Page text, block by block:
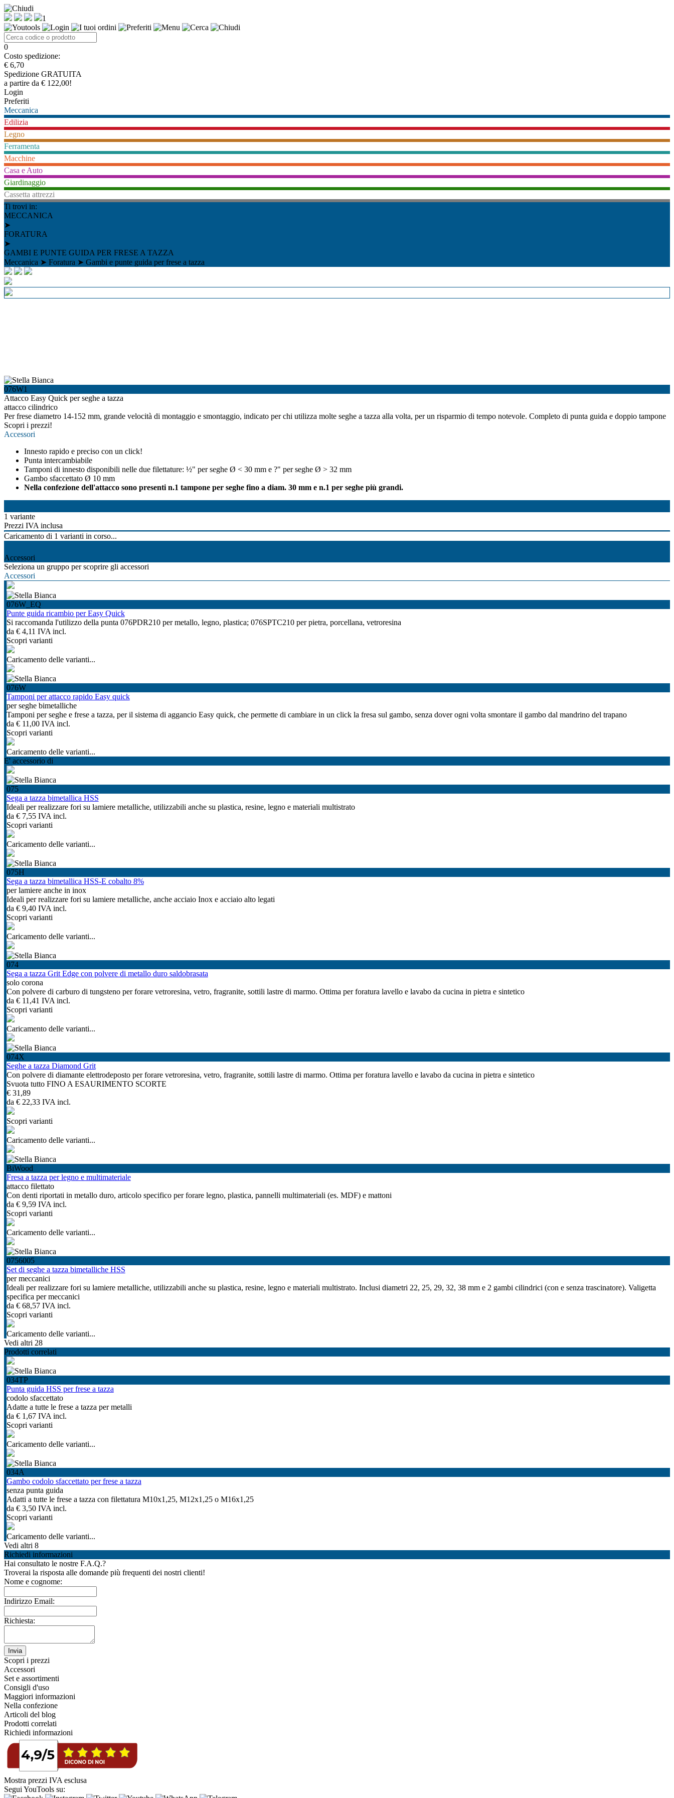
1
0
Costo spedizione:
€ 6,70
Spedizione GRATUITA
a partire da € 122,00!
Login
Preferiti
Meccanica
Edilizia
Legno
Ferramenta
Macchine
Casa e Auto
Giardinaggio
Cassetta attrezzi
Ti trovi in:
MECCANICA
➤
FORATURA
➤
GAMBI E PUNTE GUIDA PER FRESE A TAZZA
Meccanica ➤ Foratura ➤ Gambi e punte guida per frese a tazza
076W1
Attacco Easy Quick per seghe a tazza
attacco cilindrico
Per frese diametro 14-152 mm, grande velocità di montaggio e smontaggio, indicato per chi utilizza molte seghe a tazza alla volta, per un risparmio di tempo notevole. Completo di punta guida e doppio tampone
Scopri i prezzi!
Accessori
Innesto rapido e preciso con un click!
Punta intercambiabile
Tamponi di innesto disponibili nelle due filettature: ½" per seghe Ø < 30 mm e ?" per seghe Ø > 32 mm
Gambo sfaccettato Ø 10 mm
Nella confezione dell'attacco sono presenti n.1 tampone per seghe fino a diam. 30 mm e n.1 per seghe più grandi.
1 variante
Prezzi IVA inclusa
Caricamento di 1 varianti in corso...
Accessori
Seleziona un gruppo per scoprire gli accessori
Accessori
076W_EQ
Punte guida ricambio per Easy Quick
Si raccomanda l'utilizzo della punta 076PDR210 per metallo, legno, plastica; 076SPTC210 per pietra, porcellana, vetroresina
da € 4,11 IVA incl.
Scopri varianti
Caricamento delle varianti...
076W
Tamponi per attacco rapido Easy quick
per seghe bimetalliche
Tamponi per seghe e frese a tazza, per il sistema di aggancio Easy quick, che permette di cambiare in un click la fresa sul gambo, senza dover ogni volta smontare il gambo dal mandrino del trapano
da € 11,00 IVA incl.
Scopri varianti
Caricamento delle varianti...
E' accessorio di
075
Sega a tazza bimetallica HSS
Ideali per realizzare fori su lamiere metalliche, utilizzabili anche su plastica, resine, legno e materiali multistrato
da € 7,55 IVA incl.
Scopri varianti
Caricamento delle varianti...
075H
Sega a tazza bimetallica HSS-E cobalto 8%
per lamiere anche in inox
Ideali per realizzare fori su lamiere metalliche, anche acciaio Inox e acciaio alto legati
da € 9,40 IVA incl.
Scopri varianti
Caricamento delle varianti...
074
Sega a tazza Grit Edge con polvere di metallo duro saldobrasata
solo corona
Con polvere di carburo di tungsteno per forare vetroresina, vetro, fragranite, sottili lastre di marmo. Ottima per foratura lavello e lavabo da cucina in pietra e sintetico
da € 11,41 IVA incl.
Scopri varianti
Caricamento delle varianti...
074X
Seghe a tazza Diamond Grit
Con polvere di diamante elettrodeposto per forare vetroresina, vetro, fragranite, sottili lastre di marmo. Ottima per foratura lavello e lavabo da cucina in pietra e sintetico
Svuota tutto FINO A ESAURIMENTO SCORTE
€ 31,89
da € 22,33 IVA incl.
Scopri varianti
Caricamento delle varianti...
BiWood
Fresa a tazza per legno e multimateriale
attacco filettato
Con denti riportati in metallo duro, articolo specifico per forare legno, plastica, pannelli multimateriali (es. MDF) e mattoni
da € 9,59 IVA incl.
Scopri varianti
Caricamento delle varianti...
0756005
Set di seghe a tazza bimetalliche HSS
per meccanici
Ideali per realizzare fori su lamiere metalliche, utilizzabili anche su plastica, resine, legno e materiali multistrato. Inclusi diametri 22, 25, 29, 32, 38 mm e 2 gambi cilindrici (con e senza trascinatore). Valigetta
specifica per meccanici
da € 68,57 IVA incl.
Scopri varianti
Caricamento delle varianti...
Vedi altri 28
Prodotti correlati
034TP
Punta guida HSS per frese a tazza
codolo sfaccettato
Adatte a tutte le frese a tazza per metalli
da € 1,67 IVA incl.
Scopri varianti
Caricamento delle varianti...
034A
Gambo codolo sfaccettato per frese a tazza
senza punta guida
Adatti a tutte le frese a tazza con filettatura M10x1,25, M12x1,25 o M16x1,25
da € 3,50 IVA incl.
Scopri varianti
Caricamento delle varianti...
Vedi altri 8
Richiedi informazioni
Hai consultato le nostre F.A.Q.?
Troverai la risposta alle domande più frequenti dei nostri clienti!
Nome e cognome:
Indirizzo Email:
Richiesta:
Invia
Scopri i prezzi
Accessori
Set e assortimenti
Consigli d'uso
Maggiori informazioni
Nella confezione
Articoli del blog
Prodotti correlati
Richiedi informazioni
Mostra prezzi IVA esclusa
Segui YouTools su: